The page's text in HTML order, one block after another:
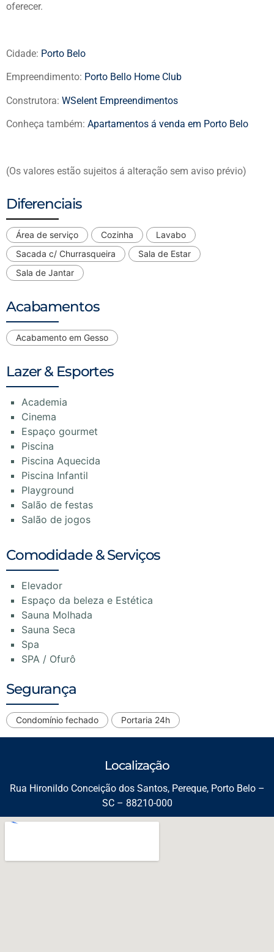
oferecer.
Cidade: Porto Belo
Empreendimento: Porto Bello Home Club
Construtora: WSelent Empreendimentos
Conheça também: Apartamentos á venda em Porto Belo
(Os valores estão sujeitos á alteração sem aviso prévio)
Diferenciais
Área de serviço Cozinha
Lavabo
Sacada c/ Churrasqueira
Sala de Estar
Sala de Jantar
Acabamentos
Acabamento em Gesso
Lazer & Esportes
Academia
Cinema
Espaço gourmet
Piscina
Piscina Aquecida
Piscina Infantil
Playground
Salão de festas
Salão de jogos
Comodidade & Serviços
Elevador
Espaço da beleza e Estética
Sauna Molhada
Sauna Seca
Spa
SPA / Ofurô
Segurança
Condomínio fechado Portaria 24h
Localização
Rua Hironildo Conceição dos Santos, Pereque, Porto Belo –
SC – 88210-000